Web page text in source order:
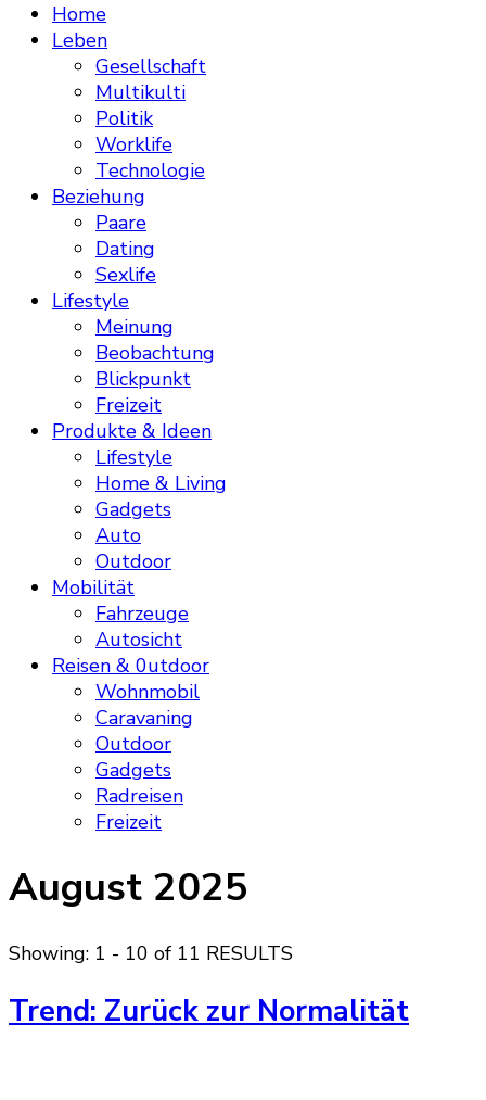
Home
Leben
Gesellschaft
Multikulti
Politik
Worklife
Technologie
Beziehung
Paare
Dating
Sexlife
Lifestyle
Meinung
Beobachtung
Blickpunkt
Freizeit
Produkte & Ideen
Lifestyle
Home & Living
Gadgets
Auto
Outdoor
Mobilität
Fahrzeuge
Autosicht
Reisen & 0utdoor
Wohnmobil
Caravaning
Outdoor
Gadgets
Radreisen
Freizeit
August 2025
Showing: 1 - 10 of 11 RESULTS
Trend: Zurück zur Normalität